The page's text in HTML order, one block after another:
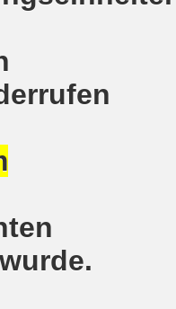
wurde.
im Kampf
in weltweite
von dir aus dem
der Solidarität
RECHT die